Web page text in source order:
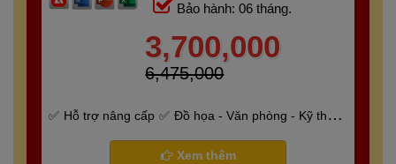
Bảo hành: 06 tháng.
3,700,000
6,475,000
Hỗ trợ nâng cấp
Đồ họa - Văn phòng - Kỹ thuật
Bảo hành 6 tháng
Xem thêm